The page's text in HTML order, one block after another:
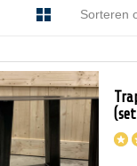
Sorteren